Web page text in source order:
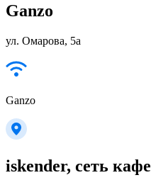
Ganzo
ул. Омарова, 5а
Ganzo
iskender, сеть кафе